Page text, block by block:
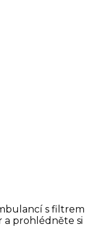
s filtrem
a prohlédněte si